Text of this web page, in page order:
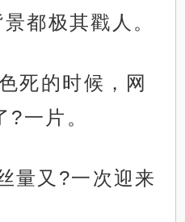
都极其戳人。
死的时候，网
?一片。
量又?一次迎来